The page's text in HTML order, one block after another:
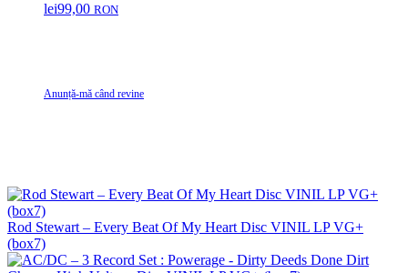
lei99,00 RON
Anunță-mă când revine
Rod Stewart – Every Beat Of My Heart Disc VINIL LP VG+
(box7)